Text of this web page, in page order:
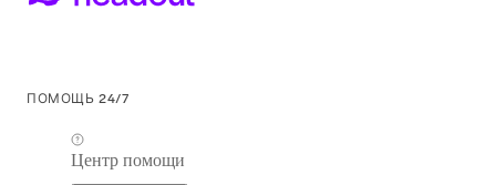
ПОМОЩЬ 24/7
Центр помощи